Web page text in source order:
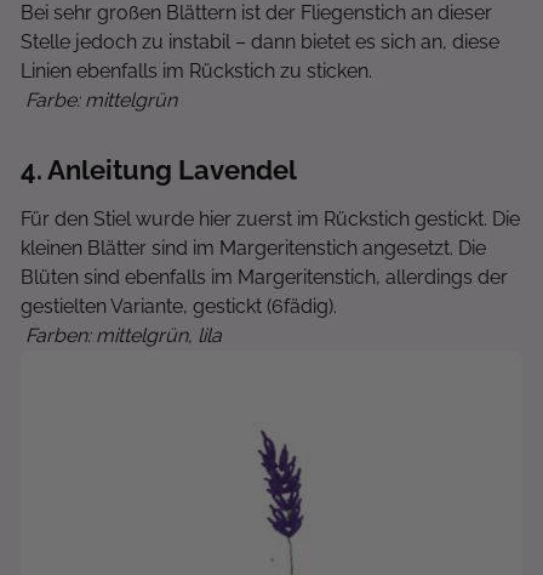
Bei sehr großen Blättern ist der Fliegenstich an dieser
Stelle jedoch zu instabil – dann bietet es sich an, diese
Linien ebenfalls im Rückstich zu sticken.
Farbe: mittelgrün
4. Anleitung Lavendel
Für den Stiel wurde hier zuerst im Rückstich gestickt. Die
kleinen Blätter sind im Margeritenstich angesetzt. Die
Blüten sind ebenfalls im Margeritenstich, allerdings der
gestielten Variante, gestickt (6fädig).
Farben: mittelgrün, lila